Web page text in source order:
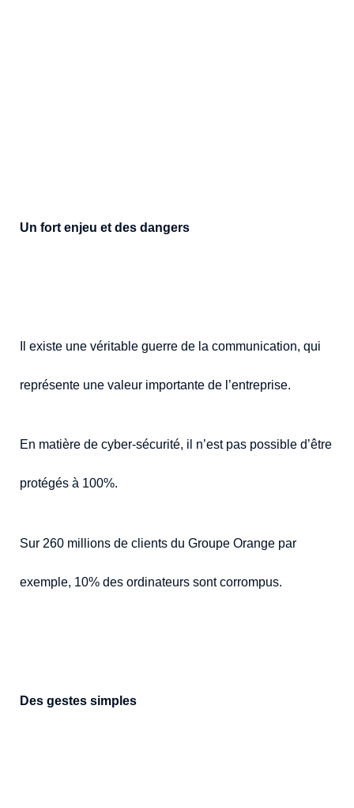
Un fort enjeu et des dangers
Il existe une véritable guerre de la communication, qui
représente une valeur importante de l’entreprise.
En matière de cyber-sécurité, il n’est pas possible d’être
protégés à 100%.
Sur 260 millions de clients du Groupe Orange par
exemple, 10% des ordinateurs sont corrompus.
Des gestes simples